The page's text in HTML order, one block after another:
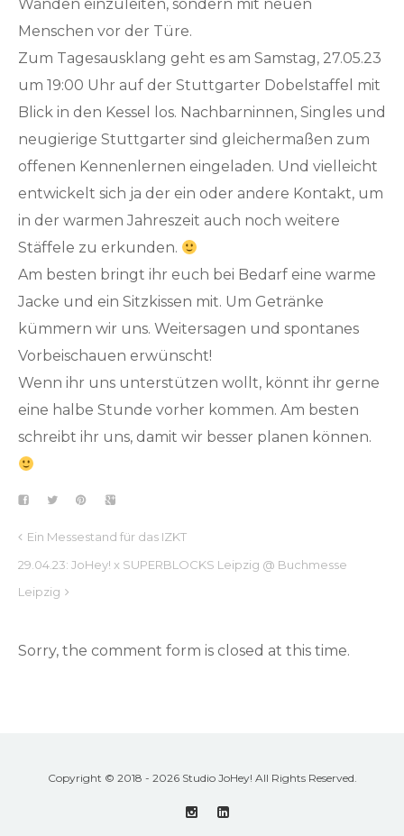
Wänden einzuleiten, sondern mit neuen
Menschen vor der Türe.
Zum Tagesausklang geht es am Samstag, 27.05.23
um 19:00 Uhr auf der Stuttgarter Dobelstaffel mit
Blick in den Kessel los. Nachbarninnen, Singles und
neugierige Stuttgarter sind gleichermaßen zum
offenen Kennenlernen eingeladen. Und vielleicht
entwickelt sich ja der ein oder andere Kontakt, um
in der warmen Jahreszeit auch noch weitere
Stäffele zu erkunden.
Am besten bringt ihr euch bei Bedarf eine warme
Jacke und ein Sitzkissen mit. Um Getränke
kümmern wir uns. Weitersagen und spontanes
Vorbeischauen erwünscht!
Wenn ihr uns unterstützen wollt, könnt ihr gerne
eine halbe Stunde vorher kommen. Am besten
schreibt ihr uns, damit wir besser planen können.
Ein Messestand für das IZKT
29.04.23: JoHey! x SUPERBLOCKS Leipzig @ Buchmesse
Leipzig
Sorry, the comment form is closed at this time.
Copyright © 2018 - 2026 Studio JoHey! All Rights Reserved.